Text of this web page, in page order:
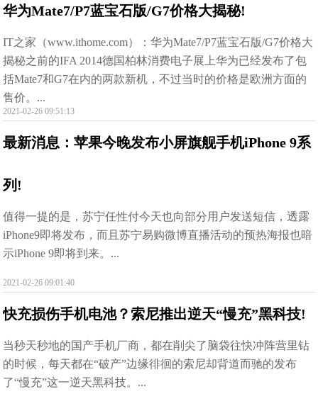
华为Mate7/P7蓝宝石版/G7价格大揭秘!
IT之家（www.ithome.com）：华为Mate7/P7蓝宝石版/G7价格大
揭秘之前的IFA 2014德国柏林消费电子展上华为已经发布了包
括Mate7和G7在内的两款新机，不过当时的价格是欧洲方面的
售价。...
2021-02-26 09:51:13
最新消息：苹果今晚发布小屏旗舰手机iPhone 9系
列!
值得一提的是，苏宁任性付今天也向部分用户发送短信，透露
iPhone9即将发布，而且苏宁易购微博直播活动的预热海报也暗
示iPhone 9即将到来。...
2021-02-26 09:01:40
快充损伤手机电池？索尼推出逆天“慢充”黑科技!
当秒天秒地的国产手机厂商，都在削尖了脑袋往快冲阵营里钻
的时候，每天都在“破产”边缘徘徊的索尼却背道而驰的发布
了“慢充”这一逆天黑科技。...